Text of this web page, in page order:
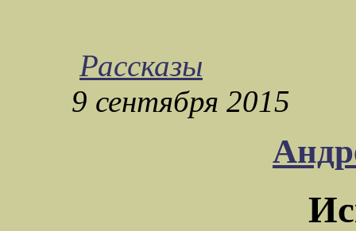
Рассказы
9 сентября 2015